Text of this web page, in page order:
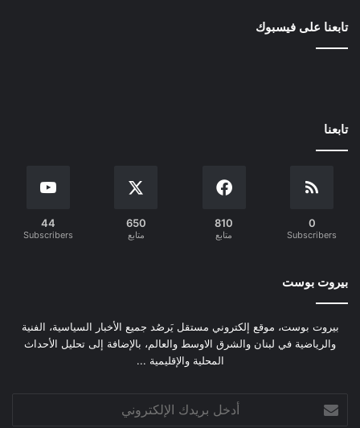
تابعنا على فيسبوك
تابعنا
0
Subscribers
810
متابع
650
متابع
44
Subscribers
بيروت بوست
بيروت بوست، موقع إلكتروني مستقل يَرصُد جميع الأخبار السياسية، الفنية
والرياضية في لبنان والشرق الاوسط والعالم، بالإضافة إلى تحليل الأحداث
المحلية والإقليمية ...
بريدك